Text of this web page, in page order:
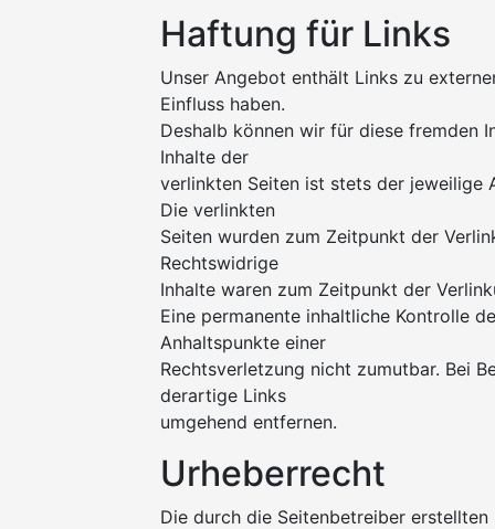
Haftung für Links
Unser Angebot enthält Links zu
Einfluss haben.
Deshalb können wir für diese fremden
Inhalte der
verlinkten Seiten ist stets der jeweilige
Die verlinkten
Seiten wurden zum Zeitpunkt der
Rechtswidrige
Inhalte waren zum Zeitpunkt der
Eine permanente inhaltliche Kontrolle
Anhaltspunkte einer
Rechtsverletzung nicht zumutbar. Bei
derartige Links
umgehend entfernen.
Urheberrecht
Die durch die Seitenbetreiber